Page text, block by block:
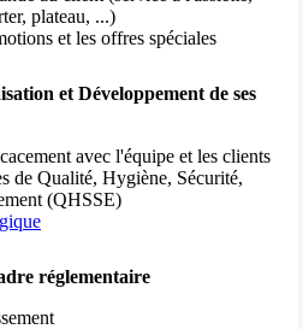
plateau, ...)
et les offres spéciales
et Développement de ses
avec l'équipe et les clients
de Qualité, Hygiène, Sécurité,
(QHSSE)
réglementaire